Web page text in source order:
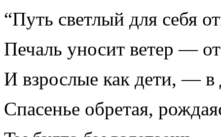
“Путь светлый для себя
Печаль уносит ветер —
И взрослые как дети, —
Спасенье обретая,